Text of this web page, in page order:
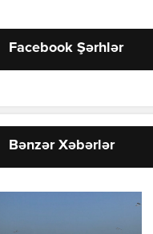
Facebook Şərhlər
Bənzər Xəbərlər